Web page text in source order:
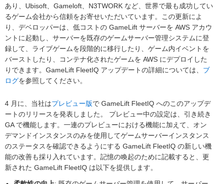
あり、Ubisoft、Gameloft、N3TWORK など、世界で最も成功してい
るゲーム会社から信頼をお寄せいただいています。この更新によ
り、デベロッパーは、低コストの GameLift サーバーを AWS アカウ
ントに起動し、サーバーを既存のゲームサーバー管理システムに登
録して、ライブゲームを段階的に移行したり、ゲーム内イベントを
バーストしたり、コンテナ化されたゲームを AWS にデプロイした
りできます。GameLift FleetIQ アップデートの詳細については、 ブ
ログを参照してください。
4 月に、当社はプレビュー版で GameLift FleetIQ へのこのアップデ
ートのリリースを発表しました。 プレビュー中の設定は、引き続き
GA で機能します。一連のプレビューにおける機能に加えて、オン
デマンドインスタンスのみを使用してゲームサーバーインスタンス
のステータスを確認できるようにする GameLift FleetIQ の新しい機
能の改善も採り入れています。記憶の喚起のために記載すると、更
新された GameLift FleetIQ は以下を提供します。